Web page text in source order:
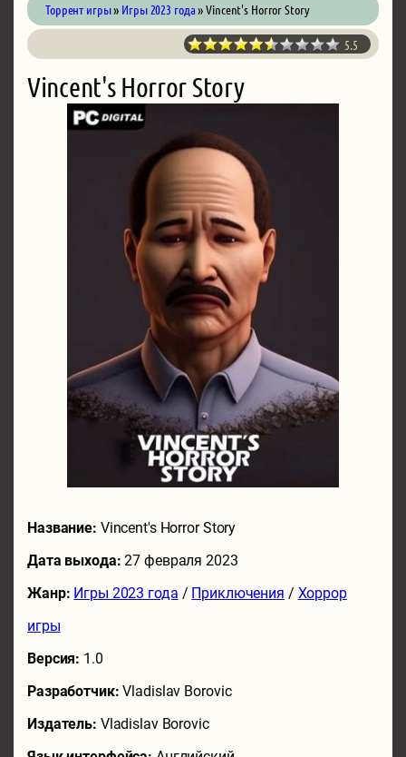
Торрент игры» Игры 2023 года» Vincent's Horror Story
5.5
Vincent's Horror Story
Название: Vincent's Horror Story
Дата выхода:27 февраля 2023
Жанр: Игры 2023 года / Приключения / Хоррор
игры
Версия: 1.0
Разработчик:Vladislav Borovic
Издатель: Vladislav Borovic